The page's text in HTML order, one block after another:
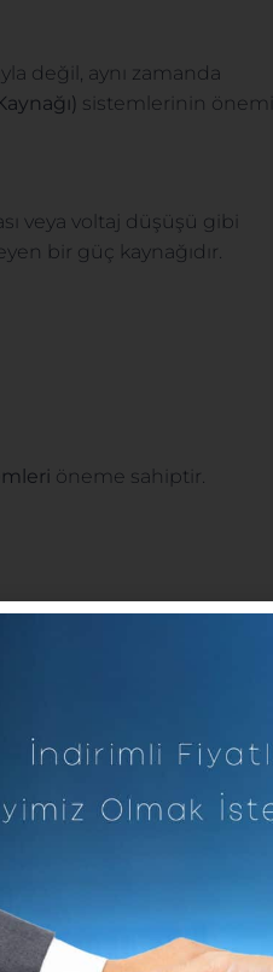
değil, aynı zamanda
sistemlerinin önemi
veya voltaj düşüşü gibi
bir güç kaynağıdır.
öneme sahiptir.
sınıflandırılır: